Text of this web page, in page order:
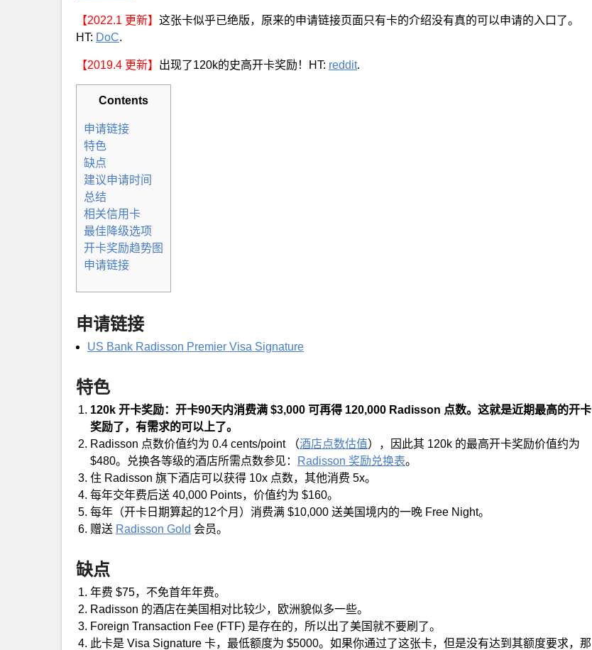
【2022.1 更新】 这张卡似乎已绝版，原来的申请链接页面只有卡的介绍没有真的可以申请的入口了。
HT: DoC.
【2019.4 更新】 出现了120k的史高开卡奖励！HT: reddit.
Contents
申请链接
特色
缺点
建议申请时间
总结
相关信用卡
最佳降级选项
开卡奖励趋势图
申请链接
申请链接
US Bank Radisson Premier Visa Signature
特色
120k 开卡奖励：开卡90天内消费满 $3,000 可再得 120,000 Radisson 点数。这就是近期最高的开卡
奖励了，有需求的可以上了。
Radisson 点数价值约为 0.4 cents/point （酒店点数估值），因此其 120k 的最高开卡奖励价值约为
$480。兑换各等级的酒店所需点数参见：
Radisson 奖励兑换表。
住 Radisson 旗下酒店可以获得 10x 点数，其他消费 5x。
每年交年费后送 40,000 Points，价值约为 $160。
每年（开卡日期算起的12个月）消费满 $10,000 送美国境内的一晚 Free Night。
赠送 Radisson Gold 会员。
缺点
年费 $75，不免首年年费。
Radisson 的酒店在美国相对比较少，欧洲貌似多一些。
Foreign Transaction Fee (FTF) 是存在的，所以出了美国就不要刷了。
此卡是 Visa Signature 卡，最低额度为 $5000。如果你通过了这张卡，但是没有达到其额度要求，那